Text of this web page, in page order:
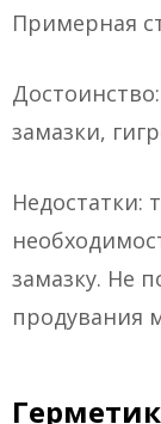
Примерная
замазки,
Недостатки:
замазку. Не
продувания